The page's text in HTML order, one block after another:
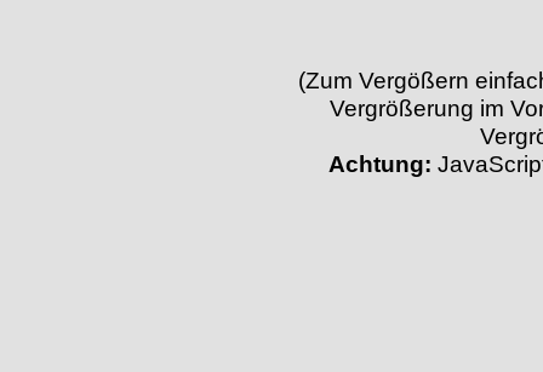
(Zum Vergößern
Vergrößerung im
Achtung: